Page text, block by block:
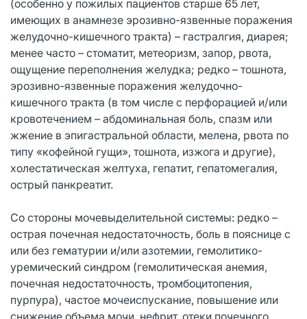
(особенно у пожилых пациентов старше 65 лет,
имеющих в анамнезе эрозивно-язвенные поражения
желудочно-кишечного тракта) – гастралгия, диарея;
менее часто – стоматит, метеоризм, запор, рвота,
ощущение переполнения желудка; редко – тошнота,
эрозивно-язвенные поражения желудочно-
кишечного тракта (в том числе с перфорацией и/или
кровотечением – абдоминальная боль, спазм или
жжение в эпигастральной области, мелена, рвота по
типу «кофейной гущи», тошнота, изжога и другие),
холестатическая желтуха, гепатит, гепатомегалия,
острый панкреатит.
Со стороны мочевыделительной системы: редко –
острая почечная недостаточность, боль в пояснице с
или без гематурии и/или азотемии, гемолитико-
уремический синдром (гемолитическая анемия,
почечная недостаточность, тромбоцитопения,
пурпура), частое мочеиспускание, повышение или
снижение объема мочи, нефрит, отеки почечного